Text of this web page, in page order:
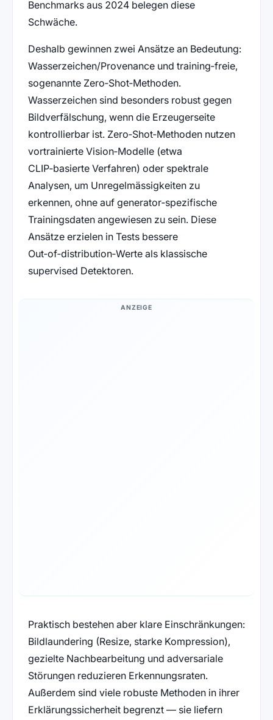
Benchmarks aus 2024 belegen diese
Schwäche.
Deshalb gewinnen zwei Ansätze an Bedeutung:
Wasserzeichen/Provenance und training‑freie,
sogenannte Zero‑Shot‑Methoden.
Wasserzeichen sind besonders robust gegen
Bildverfälschung, wenn die Erzeugerseite
kontrollierbar ist. Zero‑Shot‑Methoden nutzen
vortrainierte Vision‑Modelle (etwa
CLIP‑basierte Verfahren) oder spektrale
Analysen, um Unregelmässigkeiten zu
erkennen, ohne auf generator‑spezifische
Trainingsdaten angewiesen zu sein. Diese
Ansätze erzielen in Tests bessere
Out‑of‑distribution‑Werte als klassische
supervised Detektoren.
ANZEIGE
Praktisch bestehen aber klare Einschränkungen:
Bildlaundering (Resize, starke Kompression),
gezielte Nachbearbeitung und adversariale
Störungen reduzieren Erkennungsraten.
Außerdem sind viele robuste Methoden in ihrer
Erklärungssicherheit begrenzt — sie liefern